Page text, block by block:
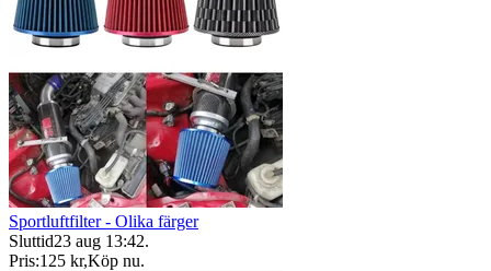
Sportluftfilter - Olika färger
Sluttid23 aug 13:42.
Pris:125 kr,Köp nu.